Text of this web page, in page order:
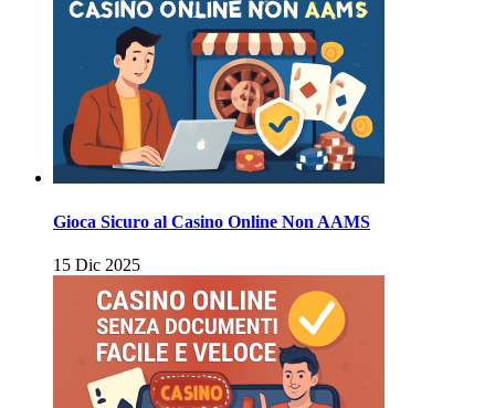
Gioca Sicuro al Casino Online Non AAMS
15 Dic 2025